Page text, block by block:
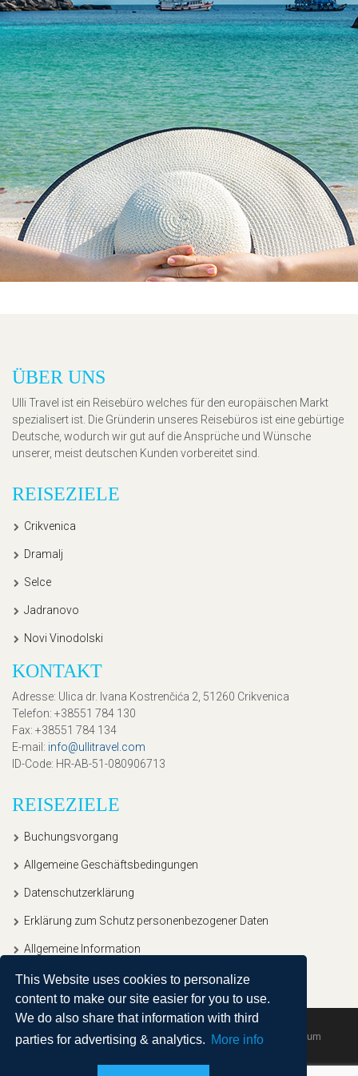
This Website uses cookies to personalize
content to make our site easier for you to use.
We do also share that information with third
parties for advertising & analytics. More info
ÜBER UNS
Ulli Travel ist ein Reisebüro welches für den europäischen Markt
spezialisert ist. Die Gründerin unseres Reisebüros ist eine gebürtige
Deutsche, wodurch wir gut auf die Ansprüche und Wünsche
unserer, meist deutschen Kunden vorbereitet sind.
REISEZIELE
Crikvenica
Dramalj
Selce
Jadranovo
Novi Vinodolski
KONTAKT
Adresse: Ulica dr. Ivana Kostrenčića 2, 51260 Crikvenica
Telefon: +38551 784 130
Fax: +38551 784 134
E-mail : info@ullitravel.com
ID-Code: HR-AB-51-080906713
REISEZIELE
Buchungsvorgang
Allgemeine Geschäftsbedingungen
Datenschutzerklärung
Erklärung zum Schutz personenbezogener Daten
Allgemeine Information
Copyright © 2020, Ullitravel |Sitemap| Powered by Agendum